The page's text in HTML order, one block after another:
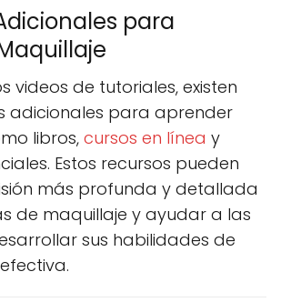
para
videos de tutoriales, existen
adicionales para aprender
libros, cursos en línea y
Estos recursos pueden
más profunda y detallada
de maquillaje y ayudar a las
sus habilidades de